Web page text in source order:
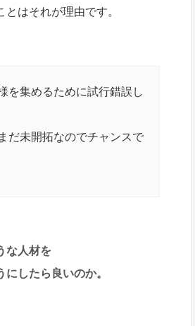
はそれが理由です。
を集めるために試行錯誤し
だ未開拓なのでチャンスで
な人材を
したら良いのか。